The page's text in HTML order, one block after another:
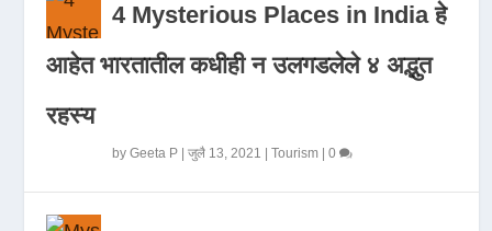
4 Mysterious Places in India हे
आहेत भारतातील कधीही न उलगडलेले ४ अद्भुत
रहस्य
byGeeta P |जुलै 13, 2021 |Tourism |0